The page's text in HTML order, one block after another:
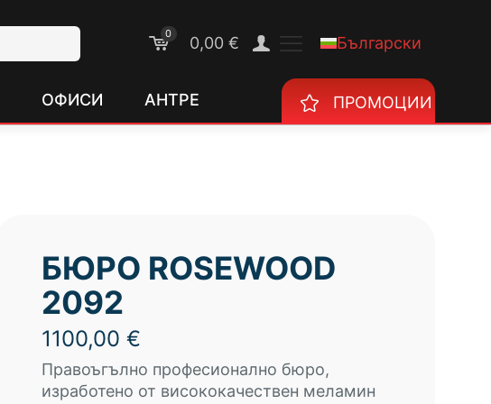
0 0,00 € Български
ОФИСИ АНТРЕ ПРОМОЦИИ
БЮРО ROSEWOOD
2092
1100,00 €
Правоъгълно професионално бюро,
изработено от висококачествен меламин